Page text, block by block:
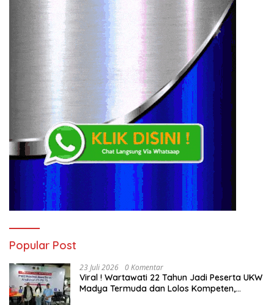
Popular Post
23 Juli 2026 0 Komentar
Viral ! Wartawati 22 Tahun Jadi Peserta UKW
Madya Termuda dan Lolos Kompeten,